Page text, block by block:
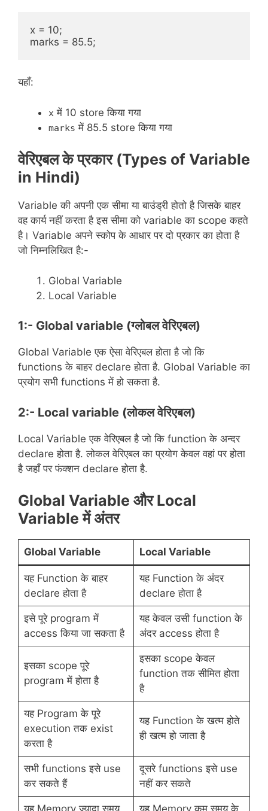
x = 10;
marks = 85.5;
यहाँ:
x में 10 store किया गया
marks में 85.5 store किया गया
वेरिएबल के प्रकार (Types of Variable
in Hindi)
Variable की अपनी एक सीमा या बाउंड्री होतो है जिसके बाहर
वह कार्य नहीं करता है इस सीमा को variable का scope कहते
है। Variable अपने स्कोप के आधार पर दो प्रकार का होता है
जो निम्नलिखित है:-
Global Variable
Local Variable
1:- Global variable (ग्लोबल वेरिएबल)
Global Variable एक ऐसा वेरिएबल होता है जो कि
functions के बाहर declare होता है. Global Variable का
प्रयोग सभी functions में हो सकता है.
2:- Local variable (लोकल वेरिएबल)
Local Variable एक वेरिएबल है जो कि function के अन्दर
declare होता है. लोकल वेरिएबल का प्रयोग केवल वहां पर होता
है जहाँ पर फंक्शन declare होता है.
Global Variable और Local
Variable में अंतर
Global Variable Local Variable
यह Function के बाहर
declare होता है
यह Function के अंदर
declare होता है
इसे पूरे program में
access किया जा सकता है
यह केवल उसी function के
अंदर access होता है
इसका scope पूरे
program में होता है
इसका scope केवल
function तक सीमित होता
है
यह Program के पूरे
execution तक exist
करता है
यह Function के खत्म होते
ही खत्म हो जाता है
सभी functions इसे use
कर सकते हैं
दूसरे functions इसे use
नहीं कर सकते
यह Memory ज्यादा समय यह Memory कम समय के